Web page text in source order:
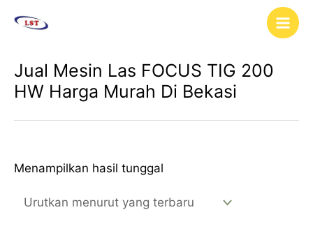
Main
Jual Mesin Las FOCUS TIG 200
HW Harga Murah Di Bekasi
Menampilkan hasil tunggal